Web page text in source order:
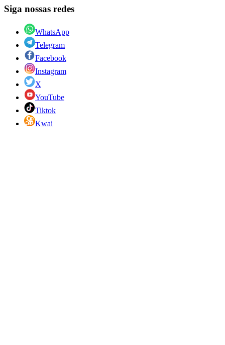
Siga nossas redes
WhatsApp
Telegram
Facebook
Instagram
X
YouTube
Tiktok
Kwai